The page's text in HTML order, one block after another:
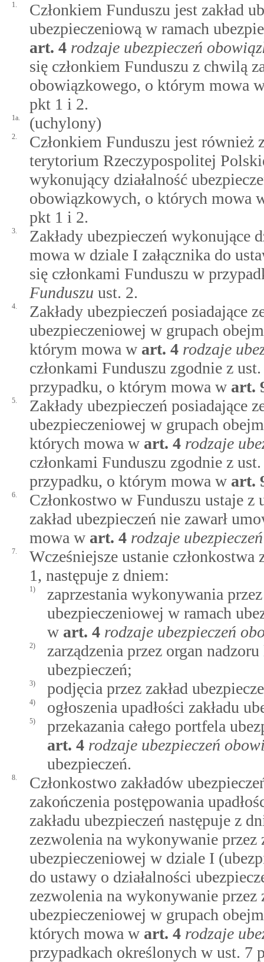
1.
Członkiem Funduszu jest zakład
ubezpieczeniową w ramach
art. 4 rodzaje ubezpieczeń
się członkiem Funduszu z chwilą
obowiązkowego, o którym mowa
pkt 1 i 2.
1a. (uchylony)
2.
Członkiem Funduszu jest również
terytorium Rzeczypospolitej
wykonujący działalność
obowiązkowych, o których mowa
pkt 1 i 2.
3.
Zakłady ubezpieczeń wykonujące
mowa w dziale I załącznika do
się członkami Funduszu w
Funduszu ust. 2.
4.
Zakłady ubezpieczeń posiadające
ubezpieczeniowej w grupach
którym mowa w art. 4 rodzaje
członkami Funduszu zgodnie z
przypadku, o którym mowa w art.
5.
Zakłady ubezpieczeń posiadające
ubezpieczeniowej w grupach
których mowa w art. 4 rodzaje
członkami Funduszu zgodnie z
przypadku, o którym mowa w art.
6.
Członkostwo w Funduszu ustaje
zakład ubezpieczeń nie zawarł
mowa w art. 4 rodzaje
7.
Wcześniejsze ustanie
1, następuje z dniem:
1)
zaprzestania wykonywania
ubezpieczeniowej w ramach
w art. 4 rodzaje ubezpieczeń
2)
zarządzenia przez organ
ubezpieczeń;
3) podjęcia przez zakład
4) ogłoszenia upadłości zakładu
5)
przekazania całego portfela
art. 4 rodzaje ubezpieczeń
ubezpieczeń.
8.
Członkostwo zakładów
zakończenia postępowania
zakładu ubezpieczeń następuje z
zezwolenia na wykonywanie przez
ubezpieczeniowej w dziale I
do ustawy o działalności
zezwolenia na wykonywanie przez
ubezpieczeniowej w grupach
których mowa w art. 4 rodzaje
przypadkach określonych w ust. 7